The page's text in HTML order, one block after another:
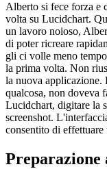
Alberto si fece forza e
volta su Lucidchart.
un lavoro noioso,
di poter ricreare
gli ci volle meno
la prima volta. Non
la nuova applicazione.
qualcosa, non doveva
Lucidchart, digitare la
screenshot.
consentito di
Preparazione